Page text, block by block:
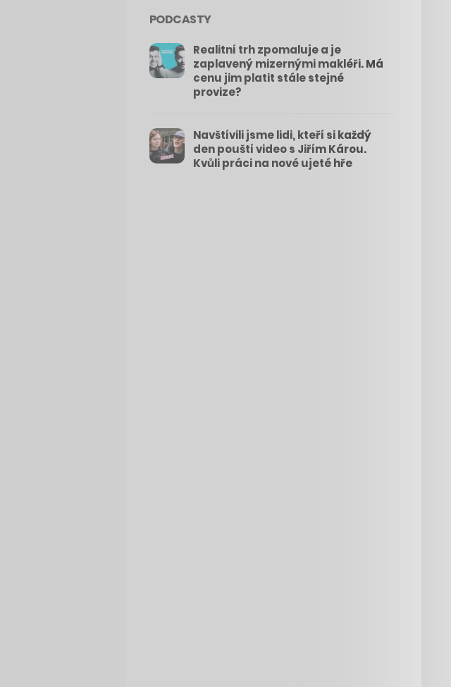
PODCASTY
Realitní trh zpomaluje a je
zaplavený mizernými makléři. Má
cenu jim platit stále stejné
provize?
Navštívili jsme lidi, kteří si každý
den pouští video s Jiřím Károu.
Kvůli práci na nové ujeté hře